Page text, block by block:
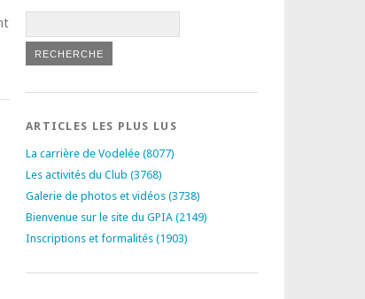
ARTICLES LES PLUS LUS
La carrière de Vodelée (8077)
Les activités du Club (3768)
Galerie de photos et vidéos (3738)
Bienvenue sur le site du GPIA (2149)
Inscriptions et formalités (1903)